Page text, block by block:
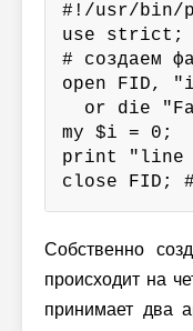
#!/usr/bin/
use strict;
# создаем
open FID,
or die
my $i = 0;
print "line
close FID; #
Собственно
происходит на
принимает два